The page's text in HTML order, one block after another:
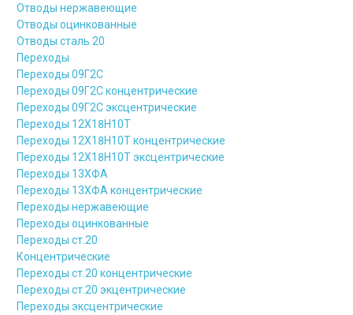
Отводы нержавеющие
Отводы оцинкованные
Отводы сталь 20
Переходы
Переходы 09Г2С
Переходы 09Г2С концентрические
Переходы 09Г2С эксцентрические
Переходы 12Х18Н10Т
Переходы 12Х18Н10Т концентрические
Переходы 12Х18Н10Т эксцентрические
Переходы 13ХФА
Переходы 13ХФА концентрические
Переходы нержавеющие
Переходы оцинкованные
Переходы ст.20
Концентрические
Переходы ст.20 концентрические
Переходы ст.20 экцентрические
Переходы эксцентрические